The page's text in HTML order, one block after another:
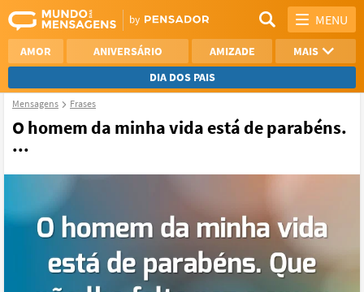
MENU
AMOR ANIVERSÁRIO AMIZADE
MAIS
DIA DOS PAIS
REFLEXÃO
AGRADECIMENTO
Mensagens Frases
O homem da minha vida está de parabéns.
...